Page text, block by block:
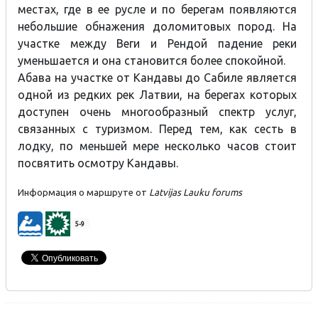
местах, где в ее русле и по берегам появляются
небольшие обнажения доломитовых пород. На
участке между Веги и Рендой падение реки
уменьшается и она становится более спокойной.
Абава на участке от Кандавы до Сабиле является
одной из редких рек Латвии, на берегах которых
доступен очень многообразный спектр услуг,
связанных с туризмом. Перед тем, как сесть в
лодку, по меньшей мере несколько часов стоит
посвятить осмотру Кандавы.
Информация о маршруте от Latvijas Lauku forums​​
5-9